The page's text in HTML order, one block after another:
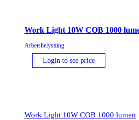
Work Light 10W COB 1000
Arbetsbelysning
Login to see price
Work Light 10W COB 1000 lumen